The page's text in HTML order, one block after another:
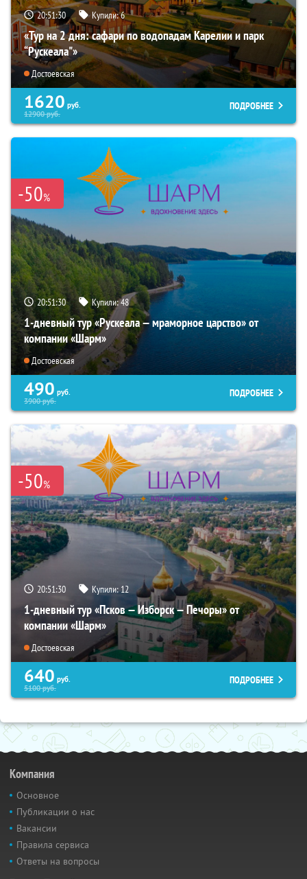
20:51:29 Купили:6
«Тур на 2 дня: сафари по водопадам Карелии и парк
“Рускеала"»
Достоевская
1620 руб.
12900руб.
ПОДРОБНЕЕ
-50%
20:51:29 Купили:48
1-дневный тур «Рускеала — мраморное царство» от
компании «Шарм»
Достоевская
490 руб.
3900руб.
ПОДРОБНЕЕ
-50%
20:51:29 Купили:12
1-дневный тур «Псков — Изборск — Печоры» от
компании «Шарм»
Достоевская
640 руб.
5100руб.
ПОДРОБНЕЕ
Компания
Основное
Публикации о нас
Вакансии
Правила сервиса
Ответы на вопросы